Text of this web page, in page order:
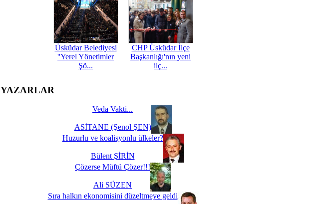
Üsküdar Belediyesi
''Yerel Yönetimler
Şö...
CHP Üsküdar İlçe
Başkanlığı'nın yeni
ilç...
YAZARLAR
Veda Vakti...
ASİTANE (Şenol ŞEN)
Huzurlu ve koalisyonlu ülkeler?
Bülent ŞİRİN
Çözerse Müftü Çözer!!!
Ali SÜZEN
Sıra halkın ekonomisini düzeltmeye geldi